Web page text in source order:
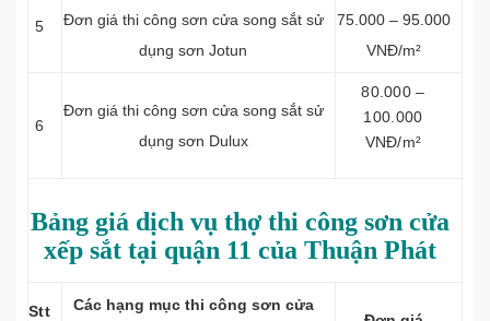
5
Đơn giá thi công sơn cửa song sắt sử
dụng sơn Jotun
75.000 – 95.000
VNĐ/m²
6
Đơn giá thi công sơn cửa song sắt sử
dụng sơn Dulux
80.000 –
100.000
VNĐ/m²
Bảng giá dịch vụ thợ thi công sơn cửa
xếp sắt tại quận 11 của Thuận Phát
Stt
Các hạng mục thi công sơn cửa